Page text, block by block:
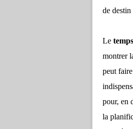
de destin
Le
montrer
peut
pour, en
la